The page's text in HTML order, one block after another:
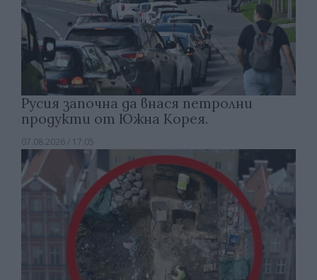
Русия започна да внася петролни
продукти от Южна Корея.
07.08.2026 / 17:05